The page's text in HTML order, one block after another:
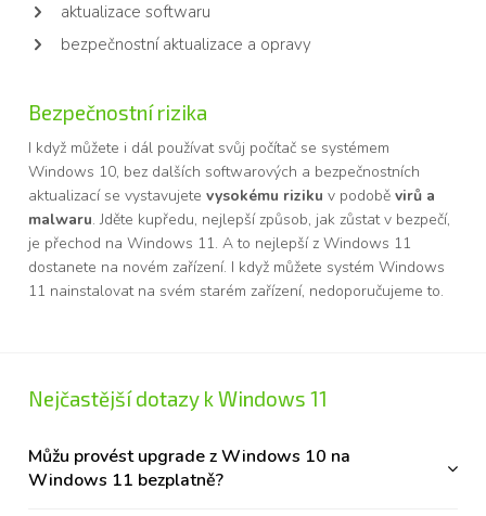
aktualizace softwaru
bezpečnostní aktualizace a opravy
Bezpečnostní rizika
I když můžete i dál používat svůj počítač se systémem
Windows 10, bez dalších softwarových a bezpečnostních
aktualizací se vystavujetevysokému riziku v podoběvirů a
malwaru. Jděte kupředu, nejlepší způsob, jak zůstat v bezpečí,
je přechod na Windows 11. A to nejlepší z Windows 11
dostanete na novém zařízení. I když můžete systém Windows
11 nainstalovat na svém starém zařízení, nedoporučujeme to.
Nejčastější dotazy k Windows 11
Můžu provést upgrade z Windows 10 na
Windows 11 bezplatně?